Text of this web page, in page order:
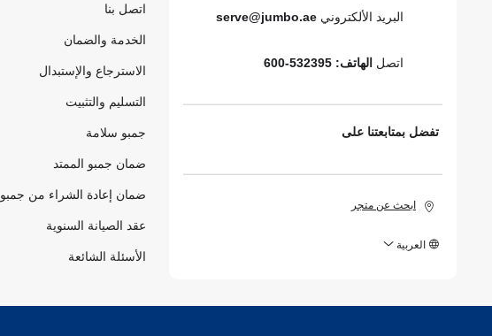
البريد الألكتروني serve@jumbo.ae
اتصلالهاتف: 532395-600
تفضل بمتابعتنا على
ابحث عن متجر
العربية
اتصل بنا
الخدمة والضمان
الاسترجاع والإستبدال
التسليم والتثبيت
جمبو سلامة
ضمان جمبو الممتد
ضمان إعادة الشراء من جمبو
عقد الصيانة السنوية
الأسئلة الشائعة